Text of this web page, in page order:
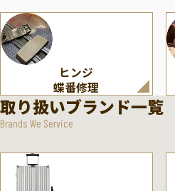
ヒンジ
蝶番修理
取り扱いブランド一覧
Brands We Service